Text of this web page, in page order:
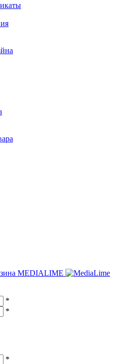
MEDIALIME
*
*
*